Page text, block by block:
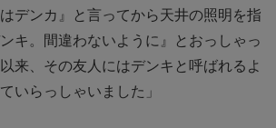
デンカ』と言ってから天井の照明を指
キ。間違わないように』とおっしゃっ
来、その友人にはデンキと呼ばれるよ
いらっしゃいました」